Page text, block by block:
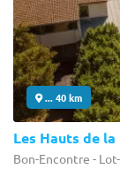
... 40 km
Les Hauts de
Bon-Encontre -